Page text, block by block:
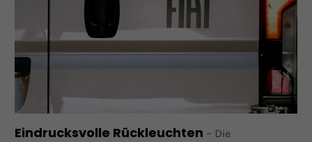
Eindrucksvolle Rückleuchten – Die